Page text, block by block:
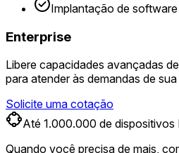
Implantação de software
Enterprise
Libere capacidades avançadas
para atender às demandas de
Solicite uma cotação
Até 1.000.000 de dispositivos
Quando você precisa de mais,